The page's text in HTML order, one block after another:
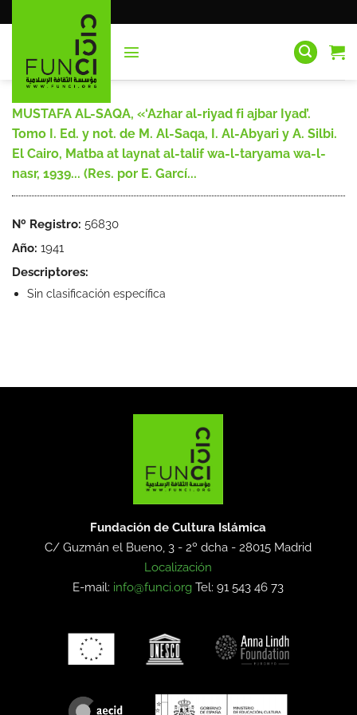
al
MUSTAFA AL-SAQA, «‘Azhar al-riyad fi ajbar Iyad’.
Tomo I. Ed. y not. de M. Al-Saqa, I. Al-Abyari y A. Silbi.
El Cairo, Matba at laynat al-talif wa-l-taryama wa-l-
nasr, 1939... (Res. por E. Garcí...
Nº Registro: 56830
Año: 1941
Descriptores:
Sin clasificación específica
Fundación de Cultura Islámica
C/ Guzmán el Bueno, 3 - 2º dcha -28015 Madrid
Localización
E-mail: info@funci.org Tel: 91 543 46 73